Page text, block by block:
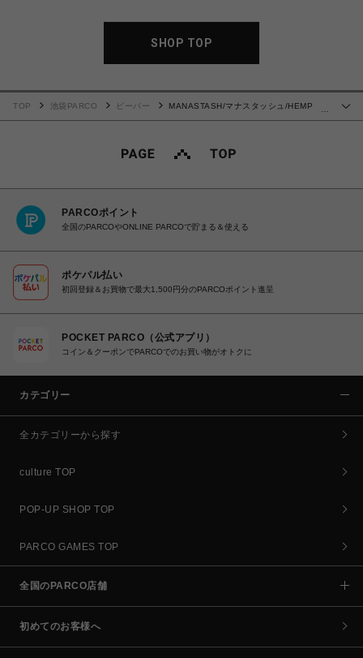
SHOP TOP
TOP 池袋PARCO ビーバー
MANASTASH/マナスタッシュ/HEMP
PARCOポイント
全国のPARCOやONLINE PARCOで貯まる＆使える
ポケパル払い
初回登録＆お買物で最大1,500円分のPARCOポイント進呈
POCKET PARCO（公式アプリ）
コイン＆クーポンでPARCOでのお買い物がオトクに
カテゴリー
全カテゴリーから探す
culture TOP
POP-UP SHOP TOP
PARCO GAMES TOP
全国のPARCO店舗
初めてのお客様へ